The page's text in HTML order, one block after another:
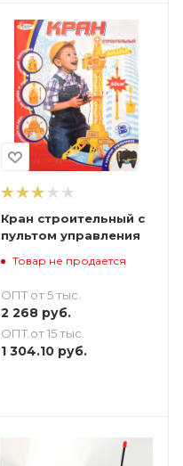
Кран строительный с
пультом управления
Товар не продается
ОПТ от 5 тыс.
2 268руб.
ОПТ от 15 тыс.
1 304.10руб.